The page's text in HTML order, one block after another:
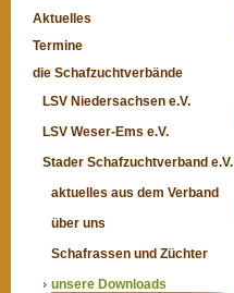
Aktuelles
Termine
die Schafzuchtverbände
LSV Niedersachsen e.V.
LSV Weser-Ems e.V.
Stader Schafzuchtverband e.V.
aktuelles aus dem Verband
über uns
Schafrassen und Züchter
unsere Downloads